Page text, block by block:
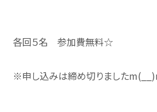
各回５名 参加費無料☆
※申し込みは締め切りました